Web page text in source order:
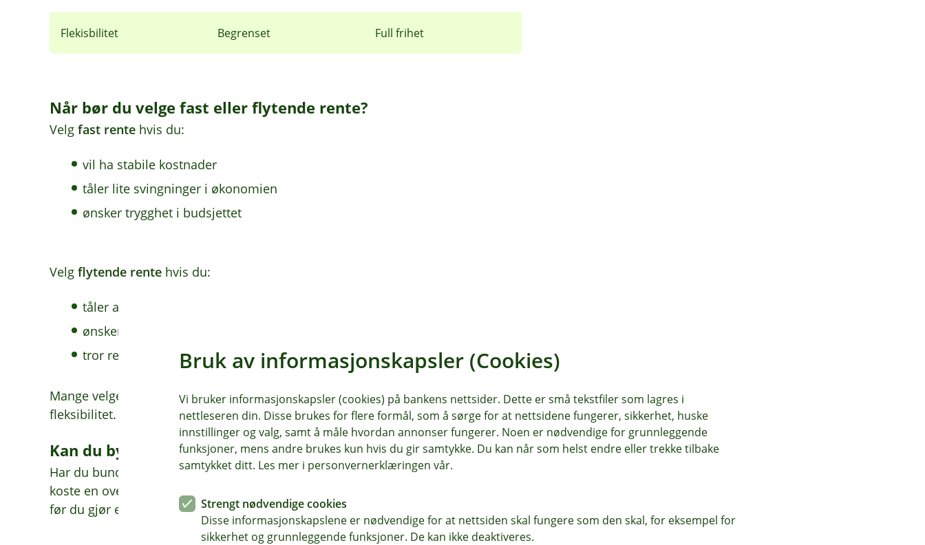
Flekisbilitet Begrenset Full frihet
Når bør du velge fast eller flytende rente?
Velg fast rente hvis du:
vil ha stabile kostnader
tåler lite svingninger i økonomien
ønsker trygghet i budsjettet
Velg flytende rente hvis du:
tåler at renten kan endre seg
ønsker frihet til å betale inn ekstra
tror rentene vil falle
Mange velger en kombinasjon – deler lånet i to for å få både trygghet og
fleksibilitet.
Kan du bytte underveis?
Har du bundet renten, kan du endre lånet før bindingstiden går ut – men det kan
koste en overkurs hvis renten i markedet har falt. Rådfør deg alltid med rådgiver
før du gjør endringer.
Bruk av informasjonskapsler (Cookies)
Vi bruker informasjonskapsler (cookies) på bankens nettsider. Dette er små tekstfiler som lagres i
nettleseren din. Disse brukes for flere formål, som å sørge for at nettsidene fungerer, sikkerhet, huske
innstillinger og valg, samt å måle hvordan annonser fungerer. Noen er nødvendige for grunnleggende
funksjoner, mens andre brukes kun hvis du gir samtykke. Du kan når som helst endre eller trekke tilbake
samtykket ditt. Les mer i personvernerklæringen vår.
Strengt nødvendige cookies
Disse informasjonskapslene er nødvendige for at nettsiden skal fungere som den skal, for eksempel for
sikkerhet og grunnleggende funksjoner. De kan ikke deaktiveres.